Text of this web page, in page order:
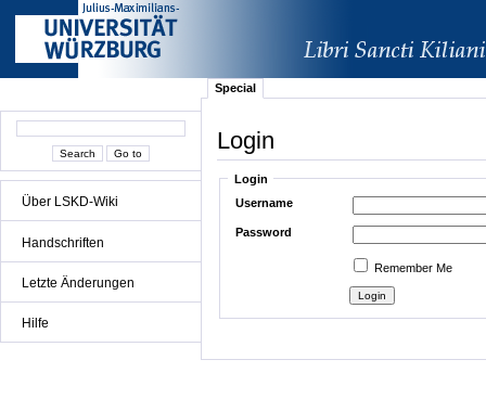
Über LSKD-Wiki
Handschriften
Letzte Änderungen
Hilfe
Special
Login
Login
Username
Password
Remember Me